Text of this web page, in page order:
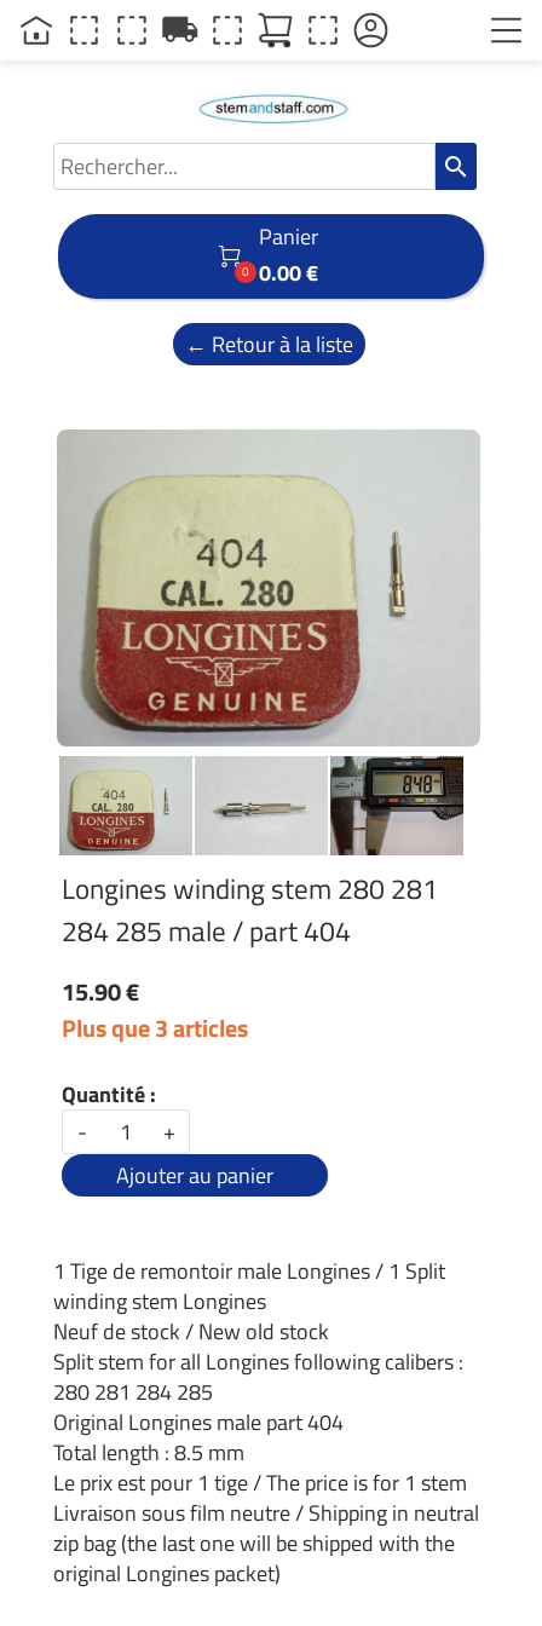
search

0
Panier
0.00 €
← Retour à la liste
Longines winding stem 280 281
284 285 male / part 404
15.90 €
Plus que 3 articles
Quantité :
-
+
Ajouter au panier
1 Tige de remontoir male Longines / 1 Split
winding stem Longines
Neuf de stock / New old stock
Split stem for all Longines following calibers :
280 281 284 285
Original Longines male part 404
Total length : 8.5 mm
Le prix est pour 1 tige / The price is for 1 stem
Livraison sous film neutre / Shipping in neutral
zip bag (the last one will be shipped with the
original Longines packet)
local_shipping